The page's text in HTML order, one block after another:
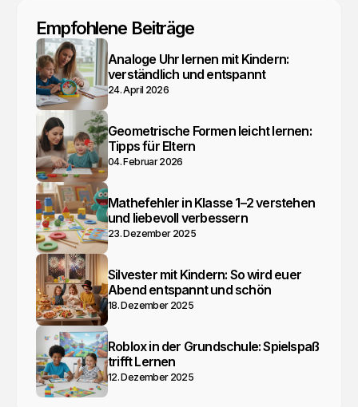
Empfohlene Beiträge
Analoge Uhr lernen mit Kindern:
verständlich und entspannt
24. April 2026
Geometrische Formen leicht lernen:
Tipps für Eltern
04. Februar 2026
Mathefehler in Klasse 1–2 verstehen
und liebevoll verbessern
23. Dezember 2025
Silvester mit Kindern: So wird euer
Abend entspannt und schön
18. Dezember 2025
Roblox in der Grundschule: Spielspaß
trifft Lernen
12. Dezember 2025